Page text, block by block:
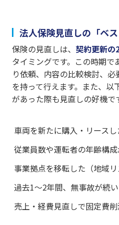
法人保険見直しの「ベス
保険の見直しは、 契約更新の
タイミングです。この時期で
り依頼、内容の比較検討、
を持って行えます。また、以
があった際も見直しの好機で
車両を新たに購入・リース
従業員数や運転者の年齢構
事業拠点を移転した（地域リ
過去1〜2年間、無事故が続
売上・経費見直しで固定費